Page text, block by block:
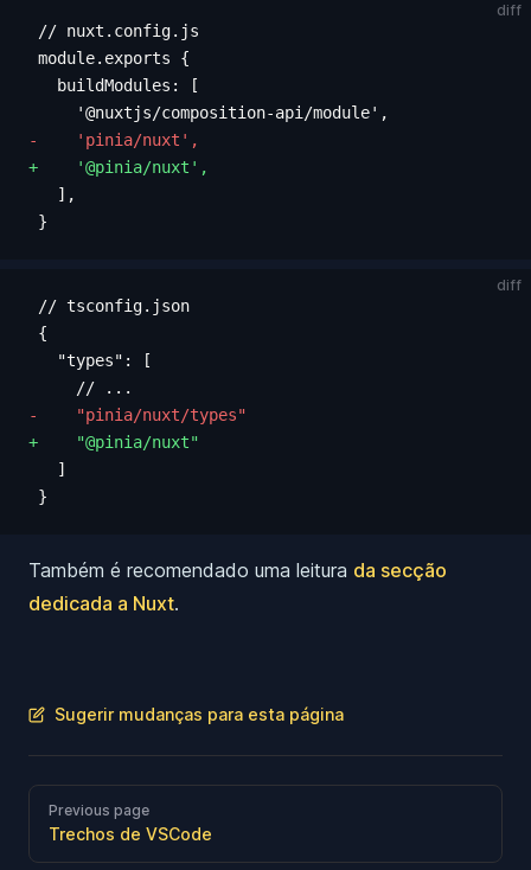
diff
// nuxt.config.js
module.exports {
   buildModules: [
     '@nuxtjs/composition-api/module',
-    'pinia/nuxt',
+    '@pinia/nuxt',
   ],
}
diff
// tsconfig.json
{
   "types": [
     // ...
-    "pinia/nuxt/types"
+    "@pinia/nuxt"
   ]
}
Também é recomendado uma leitura da secção
dedicada a Nuxt.
Sugerir mudanças para esta página
Previous page
Trechos de VSCode